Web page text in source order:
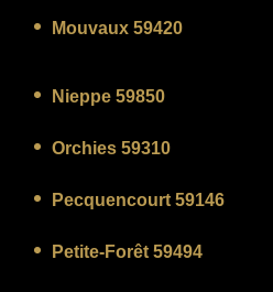
Mouvaux 59420
Nieppe 59850
Orchies 59310
Pecquencourt 59146
Petite-Forêt 59494